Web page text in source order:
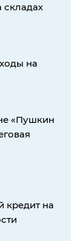
складах
на
«Пушкин
кредит на